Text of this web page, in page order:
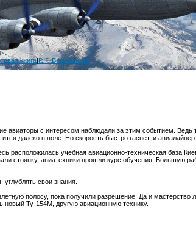
книга|Р. Г. Вениаминов
с интересом наблюдали за этим событием. Ведь
далеко в поле. Но скорость быстро гаснет, и авиалайнер
расположилась учебная авиационно-техническая база
стоянку, авиатехники прошли курс обучения. Большую
свои знания.
полосу, пока получили разрешение. Да и мастерство
новый Ту-154М, другую авиационную технику.